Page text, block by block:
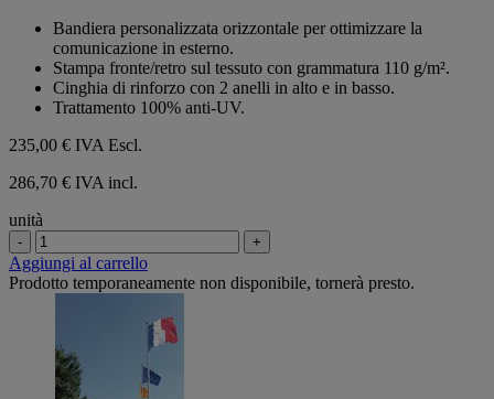
Bandiera personalizzata orizzontale per ottimizzare la
comunicazione in esterno.
Stampa fronte/retro sul tessuto con grammatura 110 g/m².
Cinghia di rinforzo con 2 anelli in alto e in basso.
Trattamento 100% anti-UV.
235,00 € IVA Escl.
286,70 € IVA incl.
unità
- +
Aggiungi al carrello
Prodotto temporaneamente non disponibile, tornerà presto.